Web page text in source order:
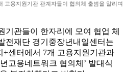
고용지원기관 관계자들이 협의체 출범을 알리
기관들이 한자리에 모여 협업 체
전재단 경기중장년내일센터는
+센터에서 7개 고용지원기관과
고용네트워크 협의체’ 발대식